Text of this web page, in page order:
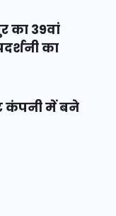
का 39वां
का
कंपनी में बने